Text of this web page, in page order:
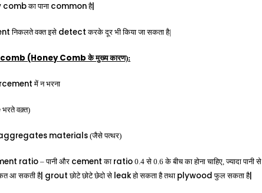
combका पाना commonहै|
निकलते वक्त इसे detect करके दूर भी किया जा सकता है|
(Honey Combके मुख्य कारण):
में न भरना
भरते वक़्त)
materials (जैसे पत्थर)
ratio – पानी और cement का ratio 0.4 से 0.6 के बीच का होना चाहिए, ज्यादा पानी से
आ सकती है| groutछोटे छोटे छेदो से leakहो सकता है तथा plywood फुल सकता है|